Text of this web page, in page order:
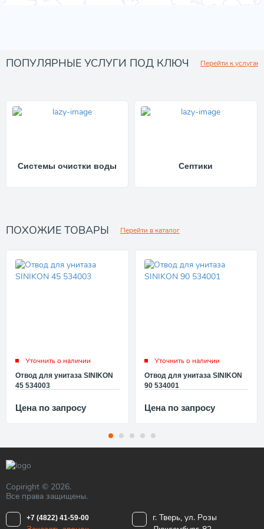
ПОПУЛЯРНЫЕ УСЛУГИ ПОД КЛЮЧ Перейти к услугам
Системы очистки воды Септики
ПОХОЖИЕ ТОВАРЫ Перейти в каталог
Уточнить о наличии
Отвод для унитаза SINIKON
45 534003
Цена по запросу
Уточнить о наличии
Отвод для унитаза SINIKON
90 534001
Цена по запросу
Copiright © 2026.
Все права защищены.
+7 (4822) 41-59-00
г. Тверь, ул. Розы